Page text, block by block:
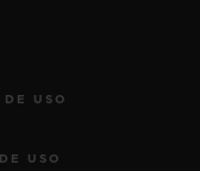
USO
USO